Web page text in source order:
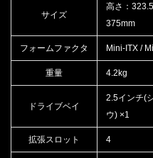
サイズ
高さ：
375mm
フォームファクタ Mini-ITX /
重量 4.2kg
ドライブベイ
2.5インチ(
ウ) ×1
拡張スロット 4